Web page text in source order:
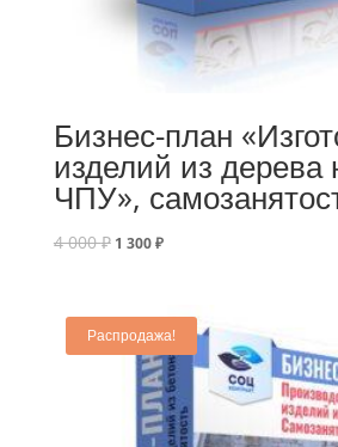
Бизнес-план
изделий из дерева
ЧПУ»,
4 000₽ 1 300₽
Распродажа!